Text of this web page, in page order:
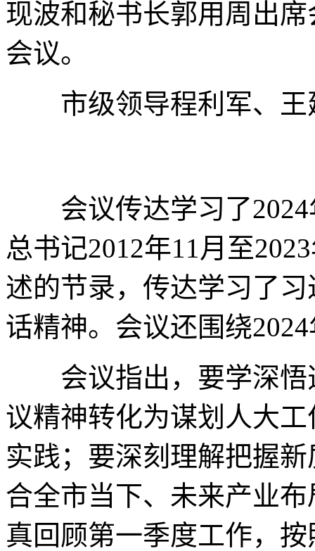
现波和秘书长郭用周出
会议。
市级领导程利军、王
会议传达学习了2024
总书记2012年11月至
述的节录，传达学习了
话精神。会议还围绕
会议指出，要学深悟
议精神转化为谋划人大
实践；要深刻理解把握
合全市当下、未来产业
真回顾第一季度工作，